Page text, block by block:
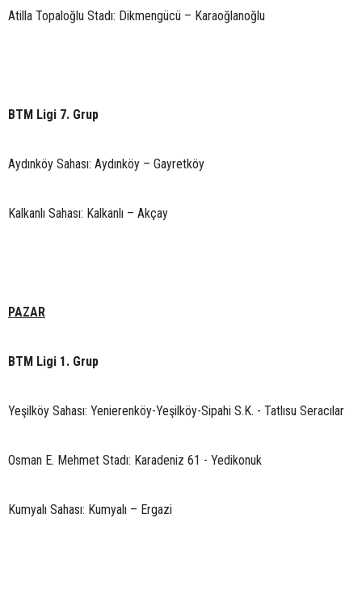
Atilla Topaloğlu Stadı: Dikmengücü – Karaoğlanoğlu
BTM Ligi 7. Grup
Aydınköy Sahası: Aydınköy – Gayretköy
Kalkanlı Sahası: Kalkanlı – Akçay
PAZAR
BTM Ligi 1. Grup
Yeşilköy Sahası: Yenierenköy-Yeşilköy-Sipahi S.K. - Tatlısu Seracılar
Osman E. Mehmet Stadı: Karadeniz 61 - Yedikonuk
Kumyalı Sahası: Kumyalı – Ergazi